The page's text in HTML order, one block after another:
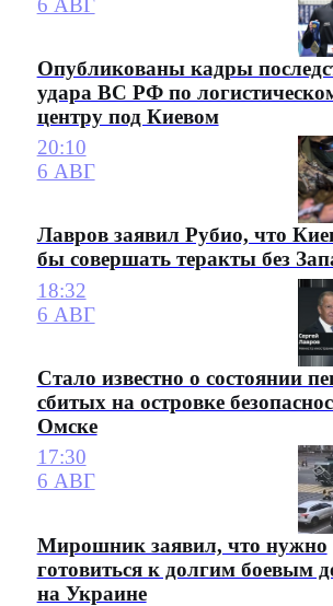
6 АВГ
Опубликованы кадры
удара ВС РФ по
центру под Киевом
20:10
6 АВГ
Лавров заявил Рубио, что
бы совершать теракты без
18:32
6 АВГ
Стало известно о состоянии
сбитых на островке
Омске
17:30
6 АВГ
Мирошник заявил, что нужно
готовиться к долгим боевым
на Украине